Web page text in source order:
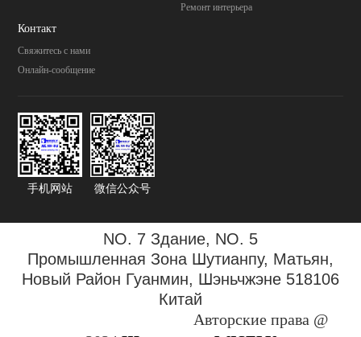
Pемонт интерьера
Контакт
Свяжитесь с нами
Онлайн-сообщение
手机网站 微信公众号
NO. 7 Здание, NO. 5
Промышленная Зона Шутианпу, Матьян,
Новый Район Гуанмин, Шэньчжэне 518106
Китай
Авторские права @